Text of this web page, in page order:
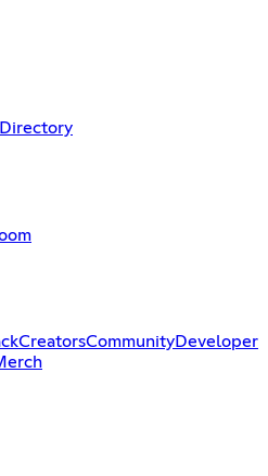
CreatorsCommunityDeveloper